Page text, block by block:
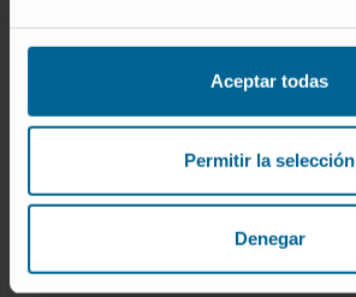
Aceptar todas
Permitir la selección
Denegar
MALADIES ET TRAITEMENTS
Maladies
Examens diagnostiques
Traitements